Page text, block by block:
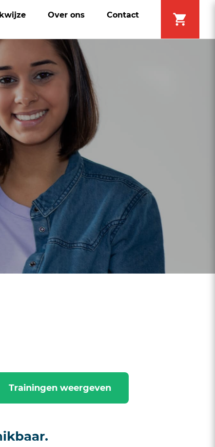
Over ons Contact
Trainingen weergeven